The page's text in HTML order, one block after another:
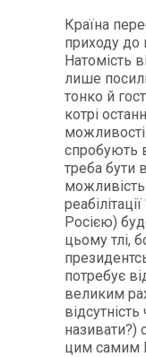
Країна
приходу до
Натомість
лише
тонко й
котрі
спробують
треба бути
Росією)
цьому тлі,
потребує
великим
називати?)
цим самим